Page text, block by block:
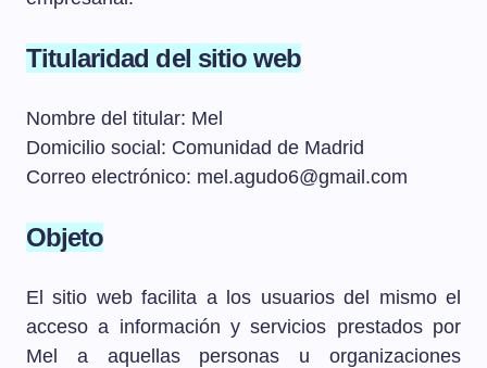
Titularidad del sitio web
Nombre del titular: Mel
Domicilio social: Comunidad de Madrid
Correo electrónico: mel.agudo6@gmail.com
Objeto
El sitio web facilita a los usuarios del mismo el
acceso a información y servicios prestados por
Mel a aquellas personas u organizaciones